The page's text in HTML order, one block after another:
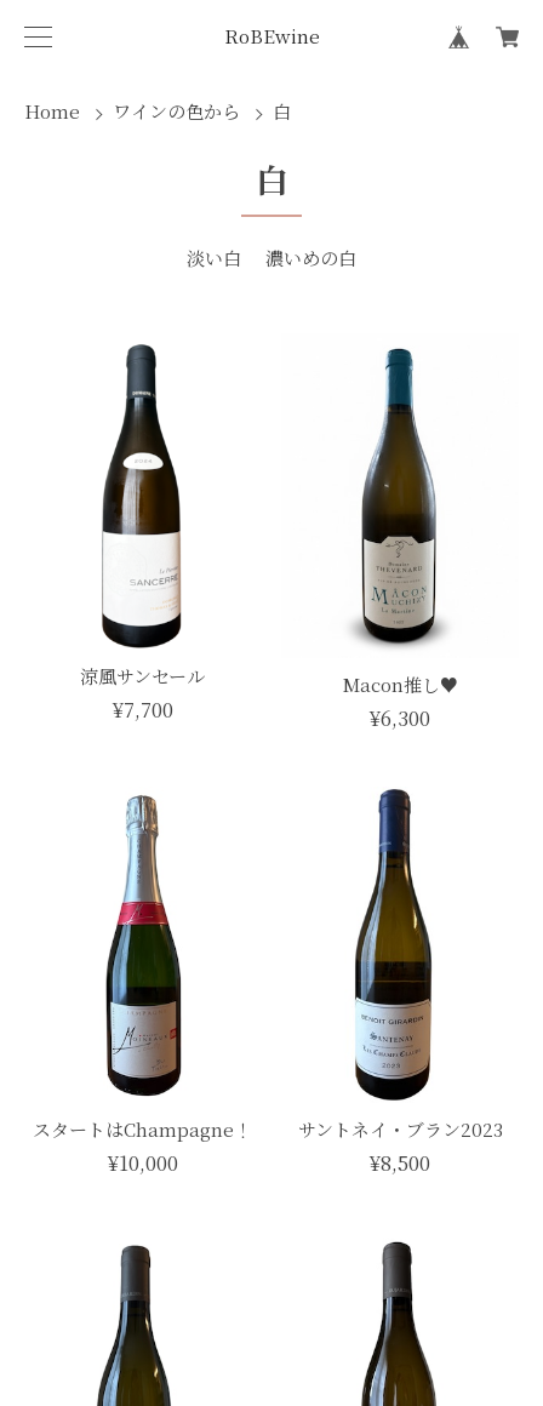
RoBEwine
Home ワインの色から 白
白
淡い白 濃いめの白
涼風サンセール
¥7,700
Macon推し♥
¥6,300
スタートはChampagne！
¥10,000
サントネイ・ブラン2023
¥8,500